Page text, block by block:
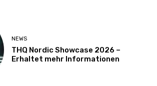
NEWS
THQ Nordic Showcase 2026 –
Erhaltet mehr Informationen